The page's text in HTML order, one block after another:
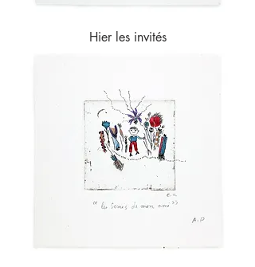
Hier les invités